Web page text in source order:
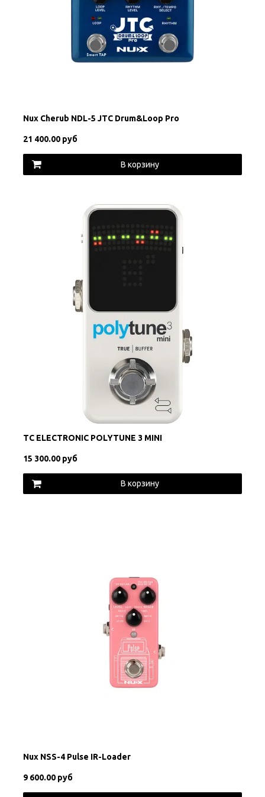
Nux Cherub NDL-5 JTC Drum&Loop Pro
21 400.00 руб
В корзину
TC ELECTRONIC POLYTUNE 3 MINI
15 300.00 руб
В корзину
Nux NSS-4 Pulse IR-Loader
9 600.00 руб